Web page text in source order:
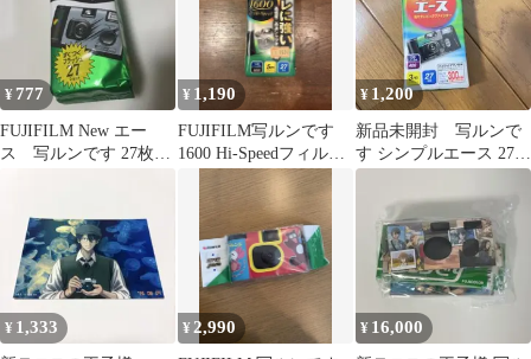
¥ 777
FUJIFILM New エー
ス 写ルンです 27枚撮
¥ 1,190
FUJIFILM写ルンです
1600 Hi-Speedフィルム
27枚撮り
¥ 1,200
新品未開封 写ルンで
す シンプルエース 27枚
カメラ 有効期限切れ
¥ 1,333 ¥ 2,990 ¥ 16,000